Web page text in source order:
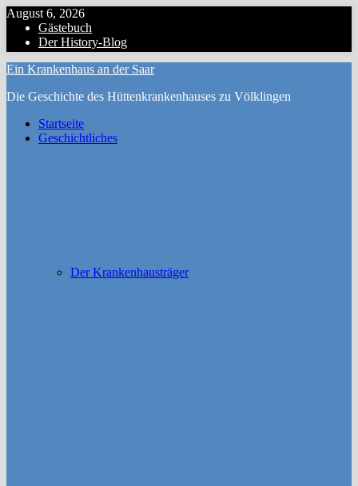
Zum
Inhalt
springen
August 6, 2026
Gästebuch
Der History-Blog
Ein Krankenhaus an der Saar
Die Geschichte des Hüttenkrankenhauses zu Völklingen
Startseite
Geschichtliches
Der Krankenhausträger